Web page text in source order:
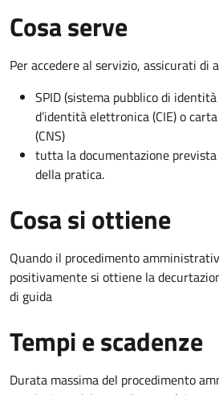
Cosa serve
Per accedere al servizio, assicurati di
SPID (sistema pubblico di
d’identità elettronica (CIE) o
(CNS)
tutta la documentazione
della pratica.
Cosa si ottiene
Quando il procedimento
positivamente si ottiene la
di guida
Tempi e scadenze
Durata massima del procedimento